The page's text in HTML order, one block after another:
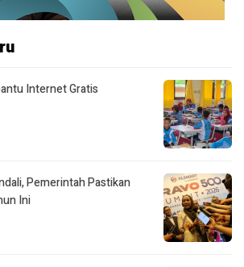
Internet Gratis
Pemerintah Pastikan
Ini